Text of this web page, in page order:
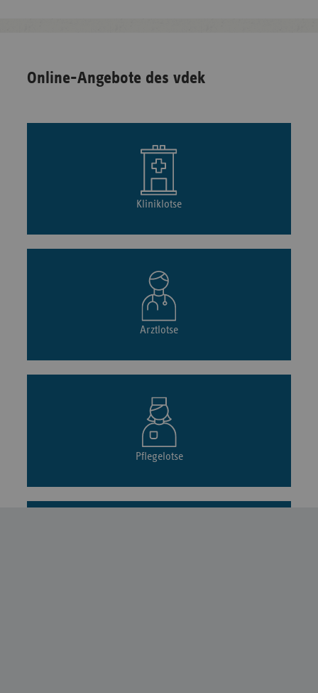
Online-Angebote des vdek
Kliniklotse
Arztlotse
Pflegelotse